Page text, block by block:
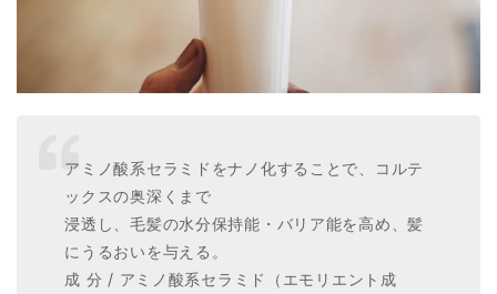
アミノ酸系セラミドをナノ化することで、コルテ
ックスの奥深くまで
浸透し、毛髪の水分保持能・バリア能を高め、髪
にうるおいを与える。
成 分 / アミノ酸系セラミド（エモリエント成